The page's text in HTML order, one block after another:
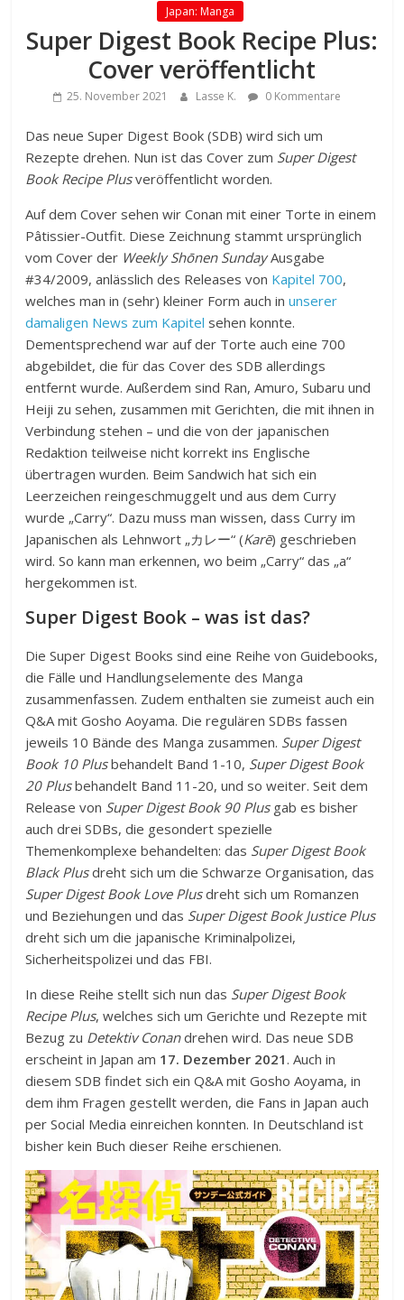
Japan: Manga
Super Digest Book Recipe Plus:
Cover veröffentlicht
25. November 2021 Lasse K. 0 Kommentare
Das neue Super Digest Book (SDB) wird sich um
Rezepte drehen. Nun ist das Cover zum Super Digest
Book Recipe Plusveröffentlicht worden.
Auf dem Cover sehen wir Conan mit einer Torte in einem
Pâtissier-Outfit. Diese Zeichnung stammt ursprünglich
vom Cover der Weekly Shōnen SundayAusgabe
#34/2009, anlässlich des Releases von Kapitel 700,
welches man in (sehr) kleiner Form auch inunserer
damaligen News zum Kapitel sehen konnte.
Dementsprechend war auf der Torte auch eine 700
abgebildet, die für das Cover des SDB allerdings
entfernt wurde. Außerdem sind Ran, Amuro, Subaru und
Heiji zu sehen, zusammen mit Gerichten, die mit ihnen in
Verbindung stehen – und die von der japanischen
Redaktion teilweise nicht korrekt ins Englische
übertragen wurden. Beim Sandwich hat sich ein
Leerzeichen reingeschmuggelt und aus dem Curry
wurde „Carry“. Dazu muss man wissen, dass Curry im
Japanischen als Lehnwort „カレー“ (Karē) geschrieben
wird. So kann man erkennen, wo beim „Carry“ das „a“
hergekommen ist.
Super Digest Book – was ist das?
Die Super Digest Books sind eine Reihe von Guidebooks,
die Fälle und Handlungselemente des Manga
zusammenfassen. Zudem enthalten sie zumeist auch ein
Q&A mit Gosho Aoyama. Die regulären SDBs fassen
jeweils 10 Bände des Manga zusammen. Super Digest
Book 10 Plusbehandelt Band 1-10, Super Digest Book
20 Plusbehandelt Band 11-20, und so weiter. Seit dem
Release von Super Digest Book 90 Plusgab es bisher
auch drei SDBs, die gesondert spezielle
Themenkomplexe behandelten: das Super Digest Book
Black Plusdreht sich um die Schwarze Organisation, das
Super Digest Book Love Plusdreht sich um Romanzen
und Beziehungen und das Super Digest Book Justice Plus
dreht sich um die japanische Kriminalpolizei,
Sicherheitspolizei und das FBI.
In diese Reihe stellt sich nun das Super Digest Book
Recipe Plus, welches sich um Gerichte und Rezepte mit
Bezug zu Detektiv Conandrehen wird. Das neue SDB
erscheint in Japan am 17. Dezember 2021. Auch in
diesem SDB findet sich ein Q&A mit Gosho Aoyama, in
dem ihm Fragen gestellt werden, die Fans in Japan auch
per Social Media einreichen konnten. In Deutschland ist
bisher kein Buch dieser Reihe erschienen.